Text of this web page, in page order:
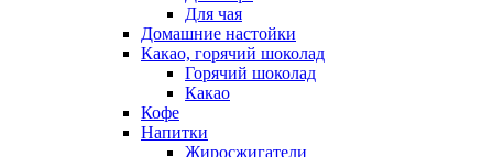
Для чая
Домашние настойки
Какао, горячий шоколад
Горячий шоколад
Какао
Кофе
Напитки
Жиросжигатели